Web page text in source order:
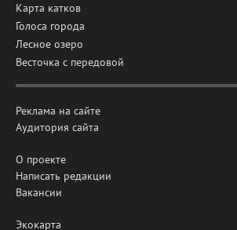
Карта катков
Голоса города
Лесное озеро
Весточка с передовой
Реклама на сайте
Аудитория сайта
О проекте
Написать редакции
Вакансии
Экокарта